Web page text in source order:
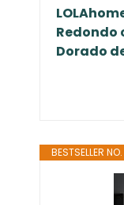
Redondo
Dorado
BESTSELLER